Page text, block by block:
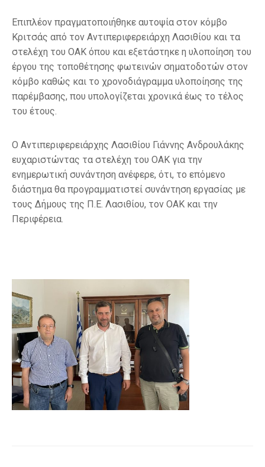
Επιπλέον πραγματοποιήθηκε αυτοψία στον κόμβο
Κριτσάς από τον Αντιπεριφερειάρχη Λασιθίου και τα
στελέχη του ΟΑΚ όπου και εξετάστηκε η υλοποίηση του
έργου της τοποθέτησης φωτεινών σηματοδοτών στον
κόμβο καθώς και το χρονοδιάγραμμα υλοποίησης της
παρέμβασης, που υπολογίζεται χρονικά έως το τέλος
του έτους.
Ο Αντιπεριφερειάρχης Λασιθίου Γιάννης Ανδρουλάκης
ευχαριστώντας τα στελέχη του ΟΑΚ για την
ενημερωτική συνάντηση ανέφερε, ότι, το επόμενο
διάστημα θα προγραμματιστεί συνάντηση εργασίας με
τους Δήμους της Π.Ε. Λασιθίου, τον ΟΑΚ και την
Περιφέρεια.